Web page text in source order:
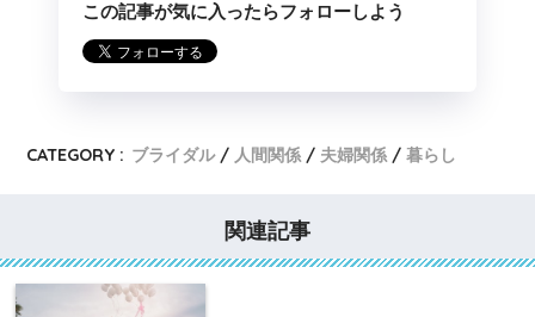
この記事が気に入ったらフォローしよう
CATEGORY : ブライダル 人間関係 夫婦関係 暮らし
関連記事